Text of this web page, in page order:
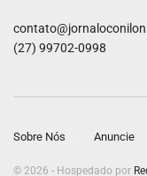
(27) 99702-0998
Sobre Nós Anuncie
© 2026 - Hospedado por